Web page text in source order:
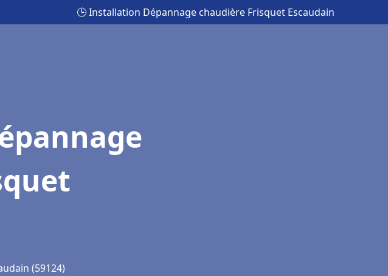
🕒 Installation Dépannage chaudière Frisquet Escaudain
(59124)